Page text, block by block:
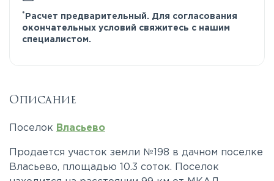
* Расчет предварительный. Для согласования
окончательных условий свяжитесь с нашим
специалистом.
Описание
Поселок Власьево
Продается участок земли №198 в дачном поселке
Власьево, площадью 10.3 соток. Поселок